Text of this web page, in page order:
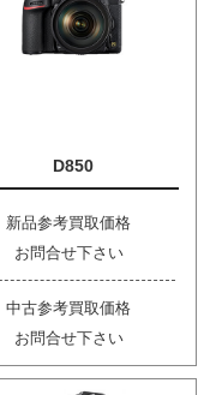
D850
新品参考買取価格
お問合せ下さい
中古参考買取価格
お問合せ下さい